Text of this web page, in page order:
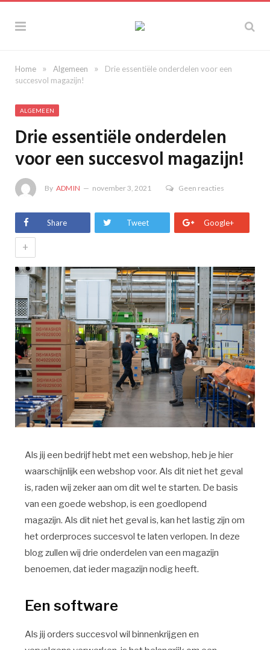
Home » Algemeen »
Drie essentiële onderdelen voor een
succesvol magazijn!
ALGEMEEN
Drie essentiële onderdelen
voor een succesvol magazijn!
By ADMIN november 3, 2021 Geen reacties
Share Tweet Google+
+
Als jij een bedrijf hebt met een webshop, heb je hier
waarschijnlijk een webshop voor. Als dit niet het geval
is, raden wij zeker aan om dit wel te starten. De basis
van een goede webshop, is een goedlopend
magazijn. Als dit niet het geval is, kan het lastig zijn om
het orderproces succesvol te laten verlopen. In deze
blog zullen wij drie onderdelen van een magazijn
benoemen, dat ieder magazijn nodig heeft.
Een software
Als jij orders succesvol wil binnenkrijgen en